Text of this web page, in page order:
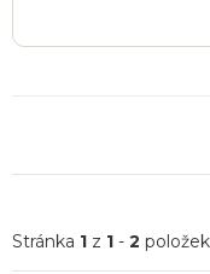
Stránka 1 z 1 - 2